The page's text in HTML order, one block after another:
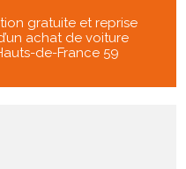
gratuite et reprise
achat de voiture
de-France 59